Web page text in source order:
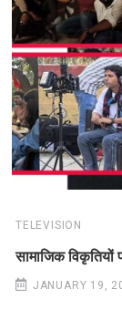
TELEVISION
सामाजिक विकृतियों
JANUARY 19,